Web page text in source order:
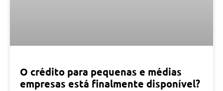
O crédito para pequenas e médias
empresas está finalmente disponível?